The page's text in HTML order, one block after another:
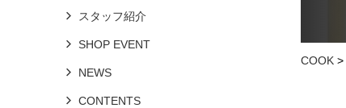
COOK >
スタッフ紹介
SHOP EVENT
NEWS
CONTENTS